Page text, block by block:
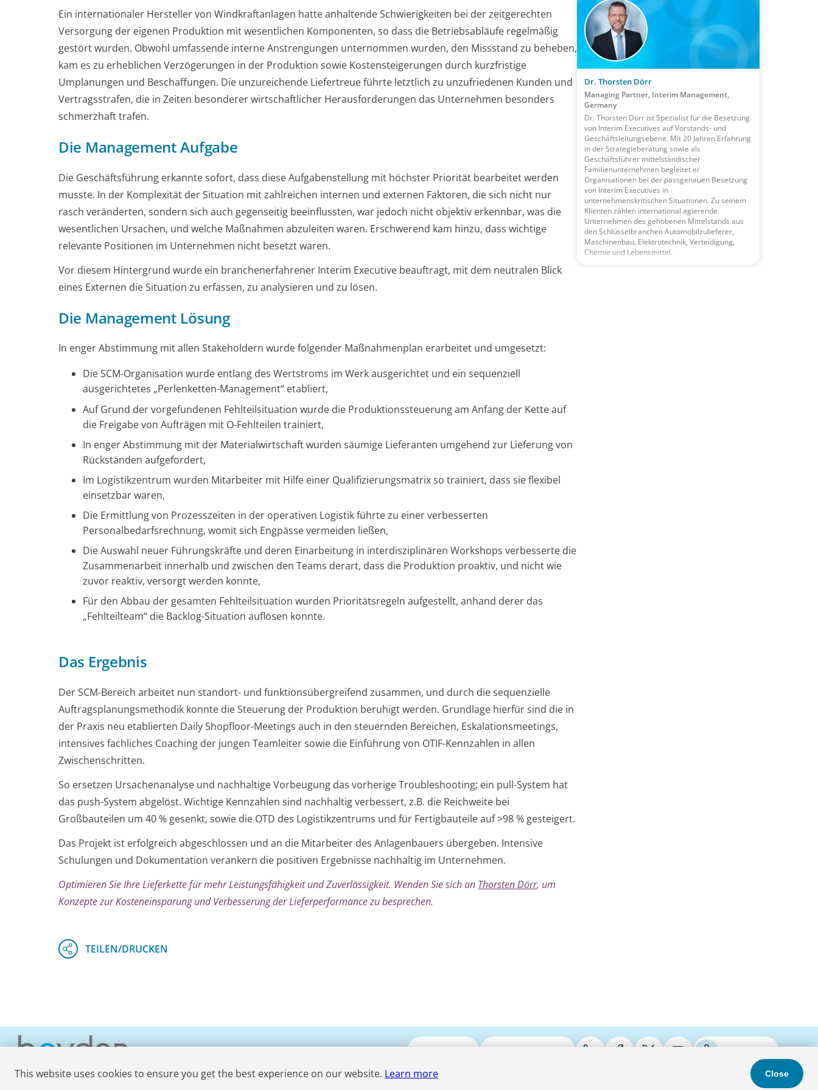
Ein internationaler Hersteller von Windkraftanlagen hatte anhaltende Schwierigkeiten bei der zeitgerechten
Versorgung der eigenen Produktion mit wesentlichen Komponenten, so dass die Betriebsabläufe regelmäßig
gestört wurden. Obwohl umfassende interne Anstrengungen unternommen wurden, den Missstand zu beheben,
kam es zu erheblichen Verzögerungen in der Produktion sowie Kostensteigerungen durch kurzfristige
Umplanungen und Beschaffungen. Die unzureichende Liefertreue führte letztlich zu unzufriedenen Kunden und
Vertragsstrafen, die in Zeiten besonderer wirtschaftlicher Herausforderungen das Unternehmen besonders
schmerzhaft trafen.
Die Management Aufgabe
Die Geschäftsführung erkannte sofort, dass diese Aufgabenstellung mit höchster Priorität bearbeitet werden
musste. In der Komplexität der Situation mit zahlreichen internen und externen Faktoren, die sich nicht nur
rasch veränderten, sondern sich auch gegenseitig beeinflussten, war jedoch nicht objektiv erkennbar, was die
wesentlichen Ursachen, und welche Maßnahmen abzuleiten waren. Erschwerend kam hinzu, dass wichtige
relevante Positionen im Unternehmen nicht besetzt waren.
Vor diesem Hintergrund wurde ein branchenerfahrener Interim Executive beauftragt, mit dem neutralen Blick
eines Externen die Situation zu erfassen, zu analysieren und zu lösen.
Die Management Lösung
In enger Abstimmung mit allen Stakeholdern wurde folgender Maßnahmenplan erarbeitet und umgesetzt:
Die SCM-Organisation wurde entlang des Wertstroms im Werk ausgerichtet und ein sequenziell
ausgerichtetes „Perlenketten-Management“ etabliert,
Auf Grund der vorgefundenen Fehlteilsituation wurde die Produktionssteuerung am Anfang der Kette auf
die Freigabe von Aufträgen mit O-Fehlteilen trainiert,
In enger Abstimmung mit der Materialwirtschaft wurden säumige Lieferanten umgehend zur Lieferung von
Rückständen aufgefordert,
Im Logistikzentrum wurden Mitarbeiter mit Hilfe einer Qualifizierungsmatrix so trainiert, dass sie flexibel
einsetzbar waren,
Die Ermittlung von Prozesszeiten in der operativen Logistik führte zu einer verbesserten
Personalbedarfsrechnung, womit sich Engpässe vermeiden ließen,
Die Auswahl neuer Führungskräfte und deren Einarbeitung in interdisziplinären Workshops verbesserte die
Zusammenarbeit innerhalb und zwischen den Teams derart, dass die Produktion proaktiv, und nicht wie
zuvor reaktiv, versorgt werden konnte,
Für den Abbau der gesamten Fehlteilsituation wurden Prioritätsregeln aufgestellt, anhand derer das
„Fehlteilteam“ die Backlog-Situation auflösen konnte.
Das Ergebnis
Der SCM-Bereich arbeitet nun standort- und funktionsübergreifend zusammen, und durch die sequenzielle
Auftragsplanungsmethodik konnte die Steuerung der Produktion beruhigt werden. Grundlage hierfür sind die in
der Praxis neu etablierten Daily Shopfloor-Meetings auch in den steuernden Bereichen, Eskalationsmeetings,
intensives fachliches Coaching der jungen Teamleiter sowie die Einführung von OTIF-Kennzahlen in allen
Zwischenschritten.
So ersetzen Ursachenanalyse und nachhaltige Vorbeugung das vorherige Troubleshooting; ein pull-System hat
das push-System abgelöst. Wichtige Kennzahlen sind nachhaltig verbessert, z.B. die Reichweite bei
Großbauteilen um 40 % gesenkt, sowie die OTD des Logistikzentrums und für Fertigbauteile auf >98 % gesteigert.
Das Projekt ist erfolgreich abgeschlossen und an die Mitarbeiter des Anlagenbauers übergeben. Intensive
Schulungen und Dokumentation verankern die positiven Ergebnisse nachhaltig im Unternehmen.
Optimieren Sie Ihre Lieferkette für mehr Leistungsfähigkeit und Zuverlässigkeit. Wenden Sie sich an ThorstenDörr, um
Konzepte zur Kosteneinsparung und Verbesserung der Lieferperformance zu besprechen.
Dr. Thorsten Dörr
Managing Partner, Interim Management,
Germany
Dr. Thorsten Dörr ist Spezialist für die Besetzung
von Interim Executives auf Vorstands- und
Geschäftsleitungsebene. Mit 20 Jahren Erfahrung
in der Strategieberatung sowie als
Geschäftsführer mittelständischer
Familienunternehmen begleitet er
Organisationen bei der passgenauen Besetzung
von Interim Executives in
unternehmenskritischen Situationen. Zu seinem
Klienten zählen international agierende
Unternehmen des gehobenen Mittelstands aus
den Schlüsselbranchen Automobilzulieferer,
Maschinenbau, Elektrotechnik, Verteidigung,
Chemie und Lebensmittel.
Accessibility Statement
This website uses cookies to ensure you get the best experience on our website. Learn more Close